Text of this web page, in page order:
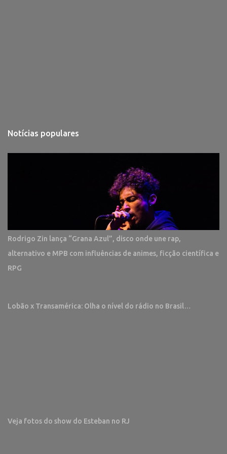
Notícias populares
Rodrigo Zin lança “Grana Azul”, disco onde une rap,
alternativo e MPB com influências de animes, ficção científica e
RPG
Lobão x Transamérica: Olha o nível do rádio no Brasil…
Veja fotos do show do Esteban no RJ